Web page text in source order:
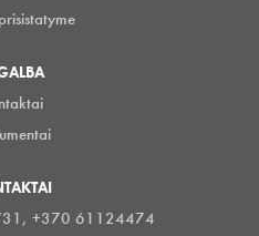
+370 61124474